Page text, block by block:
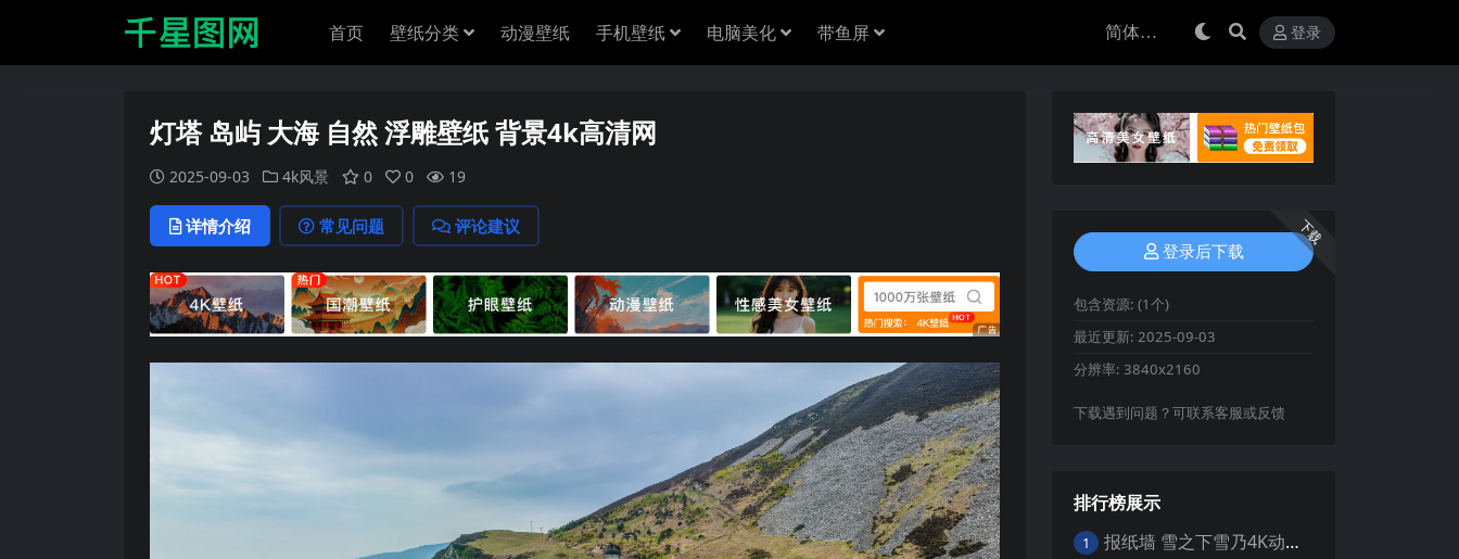
首页 壁纸分类 动漫壁纸 手机壁纸 电脑美化 带鱼屏 登录
灯塔 岛屿 大海 自然 浮雕壁纸 背景4k高清网
2025-09-03 4k风景 0 0 19
详情介绍 常见问题 评论建议 下载
登录后下载
包含资源: (1个)
最近更新: 2025-09-03
分辨率: 3840x2160
下载遇到问题？可联系客服或反馈
排行榜展示
1 报纸墙 雪之下雪乃4K动漫壁纸